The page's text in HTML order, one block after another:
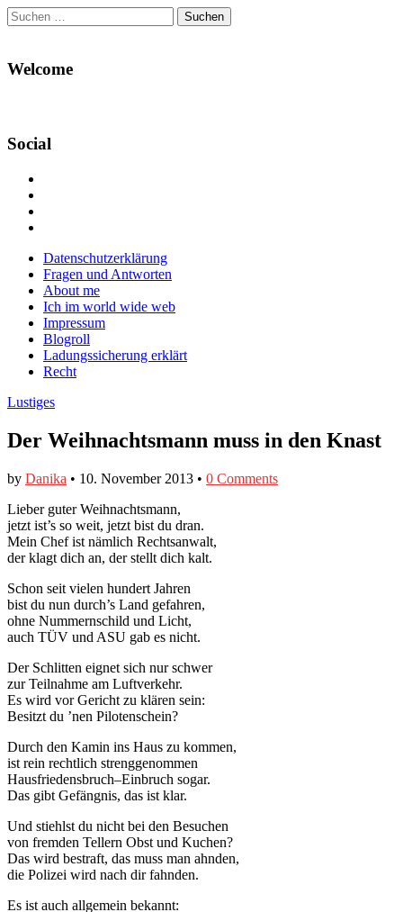
Suchen
nach:
Welcome
Social
Facebook
anzeigen
Twitter
anzeigen
auf
Instagram
anzeigen
Main
menu
Skip
content
Datenschutzerklärung
Fragen und Antworten
About me
Ich im world wide web
Impressum
Blogroll
Ladungssicherung erklärt
Recht
Lustiges
Der Weihnachtsmann muss in den Knast
by Danika • 10. November 2013 • 0 Comments
Lieber guter Weihnachtsmann,
jetzt ist’s so weit, jetzt bist du dran.
Mein Chef ist nämlich Rechtsanwalt,
der klagt dich an, der stellt dich kalt.
Schon seit vielen hundert Jahren
bist du nun durch’s Land gefahren,
ohne Nummernschild und Licht,
auch TÜV und ASU gab es nicht.
Der Schlitten eignet sich nur schwer
zur Teilnahme am Luftverkehr.
Es wird vor Gericht zu klären sein:
Besitzt du ’nen Pilotenschein?
Durch den Kamin ins Haus zu kommen,
ist rein rechtlich strenggenommen
Hausfriedensbruch–Einbruch sogar.
Das gibt Gefängnis, das ist klar.
Und stiehlst du nicht bei den Besuchen
von fremden Tellern Obst und Kuchen?
Das wird bestraft, das muss man ahnden,
die Polizei wird nach dir fahnden.
Es ist auch allgemein bekannt: